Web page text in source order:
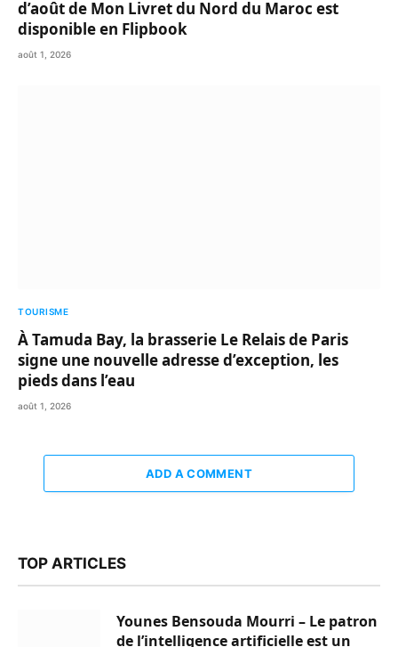
d’août de Mon Livret du Nord du Maroc est
disponible en Flipbook
août 1, 2026
TOURISME
À Tamuda Bay, la brasserie Le Relais de Paris
signe une nouvelle adresse d’exception, les
pieds dans l’eau
août 1, 2026
ADD A COMMENT
TOP ARTICLES
Younes Bensouda Mourri – Le patron
de l’intelligence artificielle est un